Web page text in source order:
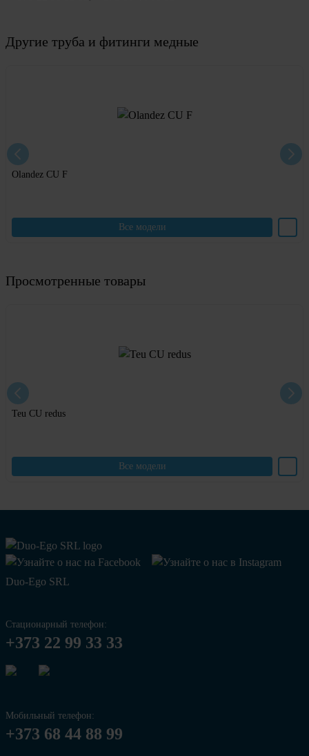
Другие труба и фитинги медные
Olandez CU F
Все модели
Просмотренные товары
Teu CU redus
Все модели
Duo-Ego SRL
Стационарный телефон:
+373 22 99 33 33
Мобильный телефон:
+373 68 44 88 99